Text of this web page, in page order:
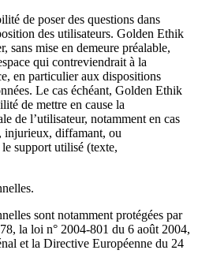
de poser des questions dans
des utilisateurs. Golden Ethik
sans mise en demeure préalable,
qui contreviendrait à la
en particulier aux dispositions
Le cas échéant, Golden Ethik
de mettre en cause la
de l’utilisateur, notamment en cas
injurieux, diffamant, ou
support utilisé (texte,
sont notamment protégées par
la loi n° 2004-801 du 6 août 2004,
et la Directive Européenne du 24